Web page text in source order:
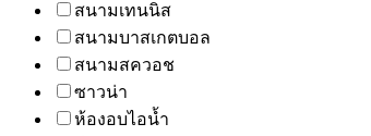
สนามเทนนิส
สนามบาสเกตบอล
สนามสควอช
ซาวน่า
ห้องอบไอน้ำ